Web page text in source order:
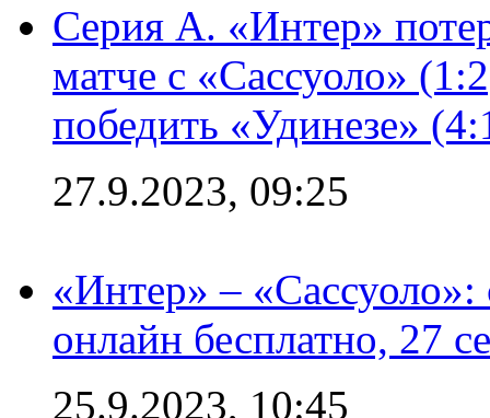
Серия А. «Интер»
матче с «Сассуоло»
победить «Удинезе»
27.9.2023, 09:25
«Интер» –
онлайн бесплатно, 27
25.9.2023, 10:45